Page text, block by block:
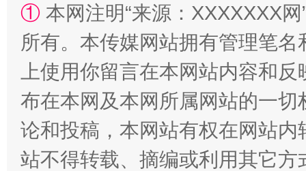
站台名比不上好声名
① 本网注明“来源：XXXXXXX
所有。本传媒网站拥有管理笔
上使用你留言在本网站内容和
布在本网及本网所属网站的一
论和投稿，本网站有权在网站
站不得转载、摘编或利用其它